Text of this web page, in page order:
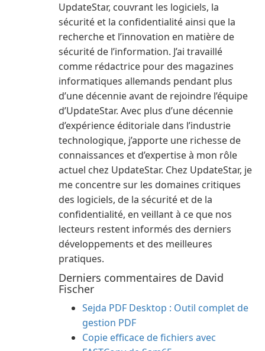
UpdateStar, couvrant les logiciels, la
sécurité et la confidentialité ainsi que la
recherche et l’innovation en matière de
sécurité de l’information. J’ai travaillé
comme rédactrice pour des magazines
informatiques allemands pendant plus
d’une décennie avant de rejoindre l’équipe
d’UpdateStar. Avec plus d’une décennie
d’expérience éditoriale dans l’industrie
technologique, j’apporte une richesse de
connaissances et d’expertise à mon rôle
actuel chez UpdateStar. Chez UpdateStar, je
me concentre sur les domaines critiques
des logiciels, de la sécurité et de la
confidentialité, en veillant à ce que nos
lecteurs restent informés des derniers
développements et des meilleures
pratiques.
Derniers commentaires de David
Fischer
Sejda PDF Desktop : Outil complet de
gestion PDF
Copie efficace de fichiers avec